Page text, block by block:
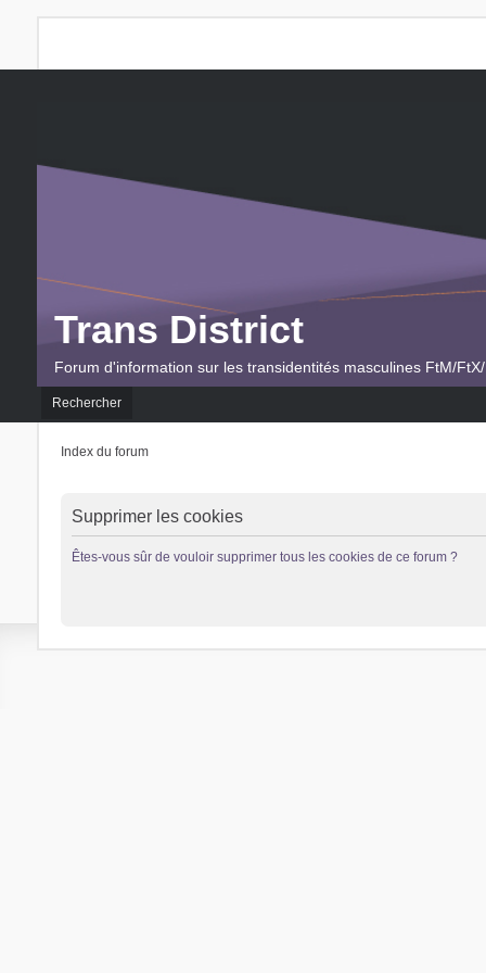
Trans District
Forum d'information sur les transidentités masculines FtM/
Rechercher
Index du forum
Supprimer les cookies
Êtes-vous sûr de vouloir supprimer tous les cookies de ce forum ?